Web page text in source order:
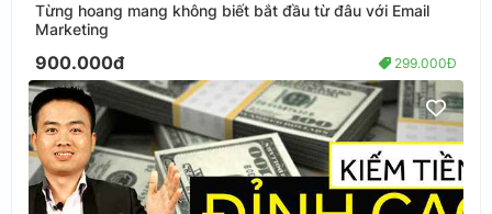
Từng hoang mang không biết bắt đầu từ đâu với Email
Marketing
900.000đ 299.000Đ